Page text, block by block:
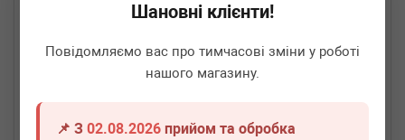
Шановні клієнти!
Повідомляємо вас про тимчасові зміни у роботі
нашого магазину.
📌 З02.08.2026 прийом та обробка